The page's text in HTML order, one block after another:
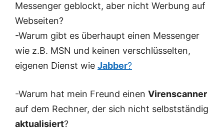
Messenger geblockt, aber nicht Werbung auf
Webseiten?
-Warum gibt es überhaupt einen Messenger
wie z.B. MSN und keinen verschlüsselten,
eigenen Dienst wie Jabber?
-Warum hat mein Freund einen Virenscanner
auf dem Rechner, der sich nicht selbstständig
aktualisiert?